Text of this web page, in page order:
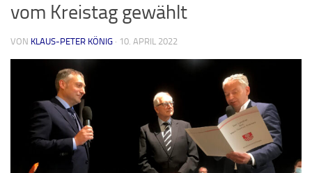
vom Kreistag gewählt
VON KLAUS-PETER KÖNIG · 10. APRIL 2022